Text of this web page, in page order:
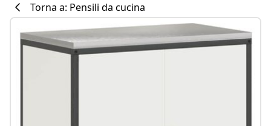
Torna a: Pensili da cucina